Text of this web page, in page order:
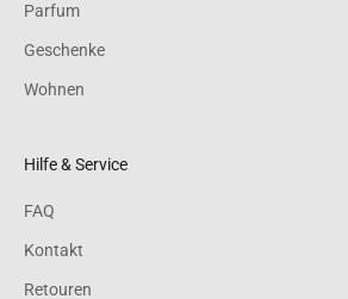
Parfum
Geschenke
Wohnen
Hilfe & Service
FAQ
Kontakt
Retouren